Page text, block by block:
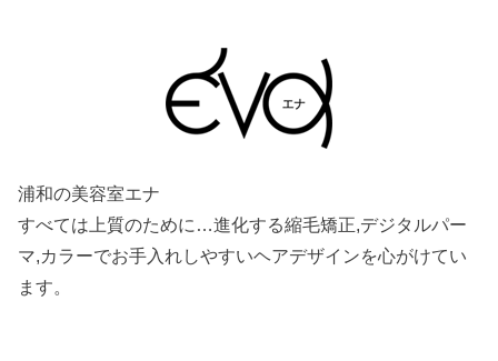
浦和の美容室エナ
すべては上質のために…進化する縮毛矯正,デジタルパー
マ,カラーでお手入れしやすいヘアデザインを心がけてい
ます。